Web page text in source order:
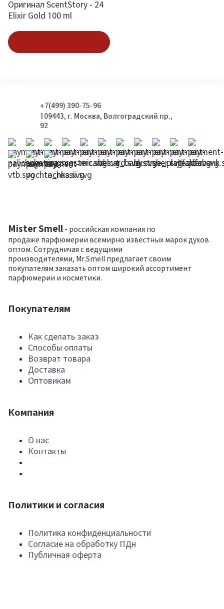
Оригинал ScentStory - 24
Elixir Gold 100 ml
+7(499) 390-75-96
109443, г. Москва, Волгоградский пр.,
92
Mister Smell - российская компания по
продаже парфюмерии всемирно известных марок духов
оптом. Сотрудничая с ведущими
производителями, Mr.Smell предлагает своим
покупателям заказать оптом широкий ассортимент
парфюмерии и косметики.
Покупателям
Как сделать заказ
Способы оплаты
Возврат товара
Доставка
Оптовикам
Компания
О нас
Контакты
Политики и согласия
Политика конфиденциальности
Согласие на обработку ПДн
Публичная оферта